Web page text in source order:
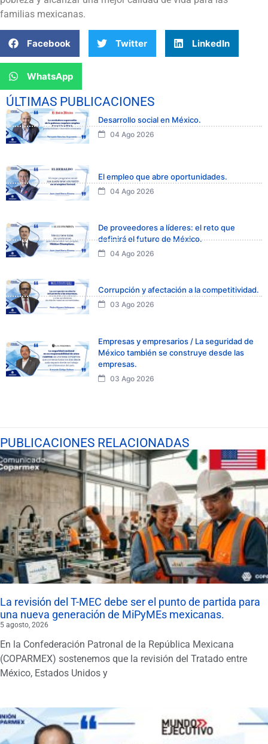
familias mexicanas.
Facebook Twitter LinkedIn
WhatsApp
ÚLTIMAS PUBLICACIONES
Desarrollo social en México.
04 Ago 2026
El empleo que abre oportunidades.
04 Ago 2026
De proveedores a líderes: el reto que
definirá el futuro de México.
04 Ago 2026
Corrupción y afectación a la competitividad.
03 Ago 2026
Empresas y empresarios / La seguridad de
México también se construye desde las
empresas.
03 Ago 2026
PUBLICACIONES RELACIONADAS
La revisión del T-MEC debe ser el punto de partida para
una nueva generación de MiPyMEs mexicanas.
5 agosto, 2026
En la Confederación Patronal de la República Mexicana
(COPARMEX) sostenemos que la revisión del Tratado entre
México, Estados Unidos y